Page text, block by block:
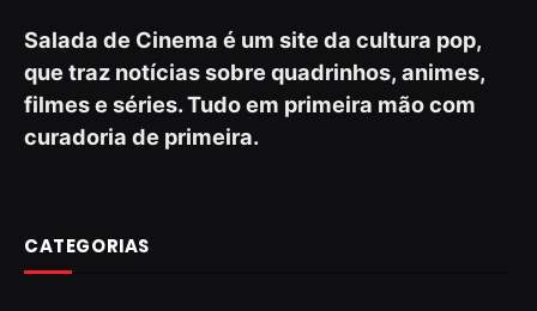
Salada de Cinema é um site da cultura pop,
que traz notícias sobre quadrinhos, animes,
filmes e séries. Tudo em primeira mão com
curadoria de primeira.
CATEGORIAS